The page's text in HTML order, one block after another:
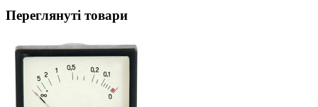
Переглянуті товари